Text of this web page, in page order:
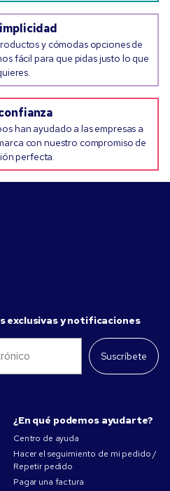
y cómodas opciones de
fácil para que pidas justo lo que
han ayudado a las empresas a
con nuestro compromiso de
perfecta.
exclusivas y notificaciones
Suscríbete
¿En qué podemos ayudarte?
Centro de ayuda
Hacer el seguimiento de mi pedido /
Repetir pedido
Pagar una factura